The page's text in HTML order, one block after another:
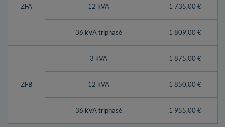
ZFA 12 kVA 1 735,00 €
36 kVA triphasé 1 809,00 €
ZFB
3 kVA 1 875,00 €
12 kVA 1 850,00 €
36 kVA triphasé 1 955,00 €